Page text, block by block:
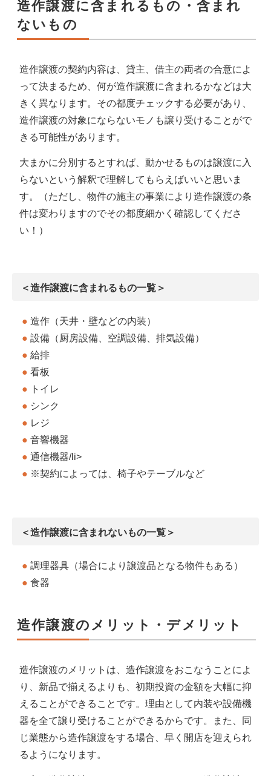
造作譲渡に含まれるもの・含まれ
ないもの
造作譲渡の契約内容は、貸主、借主の両者の合意によ
って決まるため、何が造作譲渡に含まれるかなどは大
きく異なります。その都度チェックする必要があり、
造作譲渡の対象にならないモノも譲り受けることがで
きる可能性があります。
大まかに分別するとすれば、動かせるものは譲渡に入
らないという解釈で理解してもらえばいいと思いま
す。（ただし、物件の施主の事業により造作譲渡の条
件は変わりますのでその都度細かく確認してくださ
い！）
＜造作譲渡に含まれるもの一覧＞
造作（天井・壁などの内装）
設備（厨房設備、空調設備、排気設備）
給排
看板
トイレ
シンク
レジ
音響機器
通信機器/li>
※契約によっては、椅子やテーブルなど
＜造作譲渡に含まれないもの一覧＞
調理器具（場合により譲渡品となる物件もある）
食器
造作譲渡のメリット・デメリット
造作譲渡のメリットは、造作譲渡をおこなうことによ
り、新品で揃えるよりも、初期投資の金額を大幅に抑
えることができることです。理由として内装や設備機
器を全て譲り受けることができるからです。また、同
じ業態から造作譲渡をする場合、早く開店を迎えられ
るようになります。